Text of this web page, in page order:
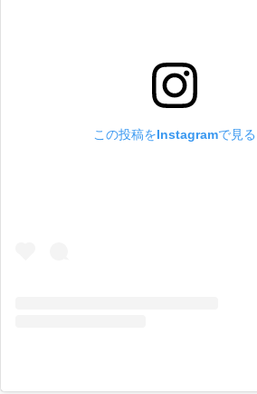
この投稿をInstagramで見る